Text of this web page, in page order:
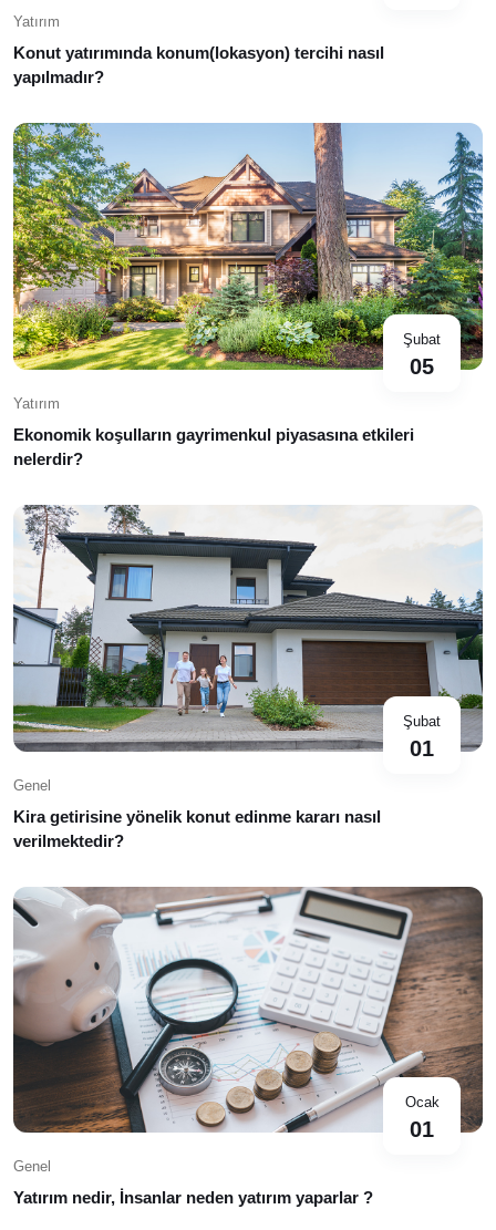
Yatırım
Konut yatırımında konum(lokasyon) tercihi nasıl
yapılmadır?
Şubat
05
Yatırım
Ekonomik koşulların gayrimenkul piyasasına etkileri
nelerdir?
Şubat
01
Genel
Kira getirisine yönelik konut edinme kararı nasıl
verilmektedir?
Ocak
01
Genel
Yatırım nedir, İnsanlar neden yatırım yaparlar ?